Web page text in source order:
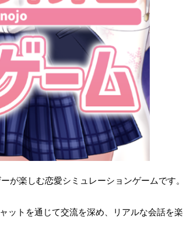
が楽しむ恋愛シミュレーションゲームです。
ットを通じて交流を深め、リアルな会話を楽